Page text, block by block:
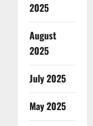
2025
August
2025
July 2025
May 2025